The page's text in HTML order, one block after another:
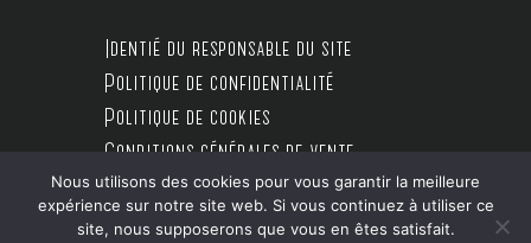
Identié du responsable du site
Politique de confidentialité
Politique de cookies
Conditions générales de vente
Nous utilisons des cookies pour vous garantir la meilleure
expérience sur notre site web. Si vous continuez à utiliser ce
site, nous supposerons que vous en êtes satisfait.